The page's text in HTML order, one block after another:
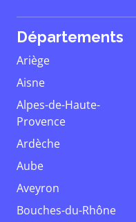
Départements
Ariège
Aisne
Alpes-de-Haute-
Provence
Ardèche
Aube
Aveyron
Bouches-du-Rhône